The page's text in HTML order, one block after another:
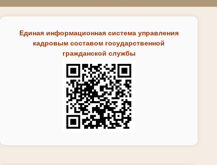
Единая информационная система управления
кадровым составом государственной
гражданской службы